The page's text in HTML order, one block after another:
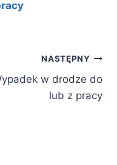
NASTĘPNY
w drodze do
lub z pracy